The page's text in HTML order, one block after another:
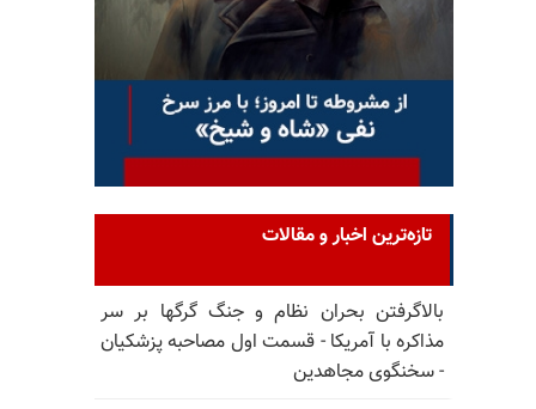
تازه‌ترین اخبار و مقالات
بالا‌گرفتن بحران نظام و جنگ گرگها بر سر
مذاکره با آمریکا - قسمت اول مصاحبه پزشکیان
- سخنگوی مجاهدین